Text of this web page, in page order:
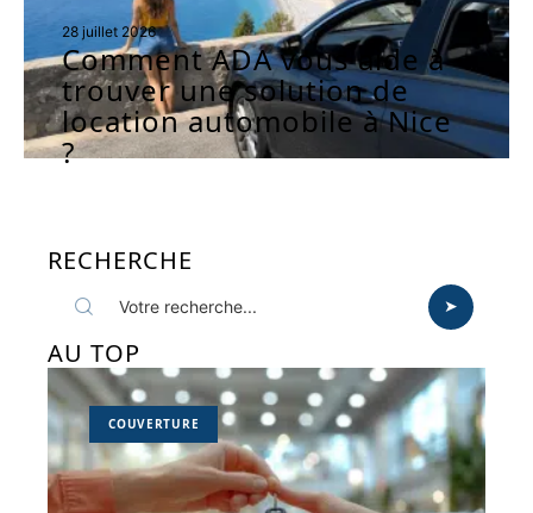
28 juillet 2026
Comment ADA vous aide à
trouver une solution de
location automobile à Nice
?
RECHERCHE
AU TOP
COUVERTURE